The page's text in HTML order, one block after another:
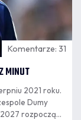
Komentarze: 31
MINUT
2021 roku.
Dumy
rozpoczął